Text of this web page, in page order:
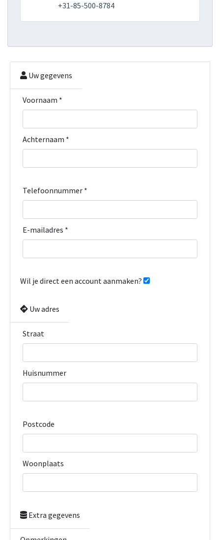
+31-85-500-8784
Uw gegevens
Voornaam *
Achternaam *
Telefoonnummer *
E-mailadres *
Wil je direct een account aanmaken?
Uw adres
Straat
Huisnummer
Postcode
Woonplaats
Extra gegevens